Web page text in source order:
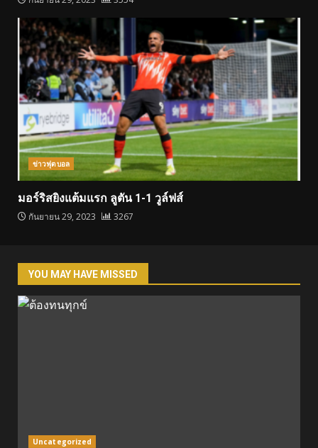
ข่าวฟุตบอล
มอร์ริสยิงแต้มแรก ลูตัน 1-1 วูล์ฟส์
กันยายน 29, 2023 3267
YOU MAY HAVE MISSED
Uncategorized